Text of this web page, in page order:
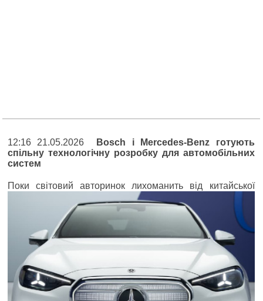
12:16 21.05.2026
Bosch і Mercedes-Benz готують
спільну технологічну розробку для автомобільних
систем
Поки світовий авторинок лихоманить від китайської